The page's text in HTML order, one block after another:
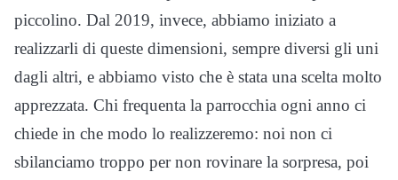
piccolino. Dal 2019, invece, abbiamo iniziato a
realizzarli di queste dimensioni, sempre diversi gli uni
dagli altri, e abbiamo visto che è stata una scelta molto
apprezzata. Chi frequenta la parrocchia ogni anno ci
chiede in che modo lo realizzeremo: noi non ci
sbilanciamo troppo per non rovinare la sorpresa, poi